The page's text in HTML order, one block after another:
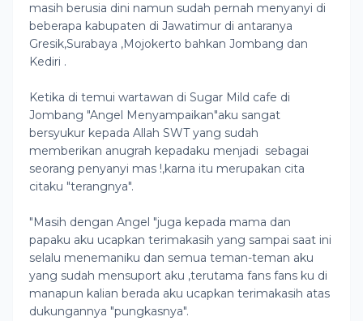
masih berusia dini namun sudah pernah menyanyi di
beberapa kabupaten di Jawatimur di antaranya
Gresik,Surabaya ,Mojokerto bahkan Jombang dan
Kediri .
Ketika di temui wartawan di Sugar Mild cafe di
Jombang "Angel Menyampaikan"aku sangat
bersyukur kepada Allah SWT yang sudah
memberikan anugrah kepadaku menjadi sebagai
seorang penyanyi mas !,karna itu merupakan cita
citaku "terangnya".
"Masih dengan Angel "juga kepada mama dan
papaku aku ucapkan terimakasih yang sampai saat ini
selalu menemaniku dan semua teman-teman aku
yang sudah mensuport aku ,terutama fans fans ku di
manapun kalian berada aku ucapkan terimakasih atas
dukungannya "pungkasnya".